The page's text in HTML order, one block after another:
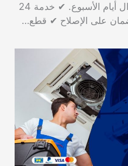
منزلية على مدار 24 ساعة طوال أيام الأسبوع. ✔ خدمة 24
على الإصلاح ✔ قطع…